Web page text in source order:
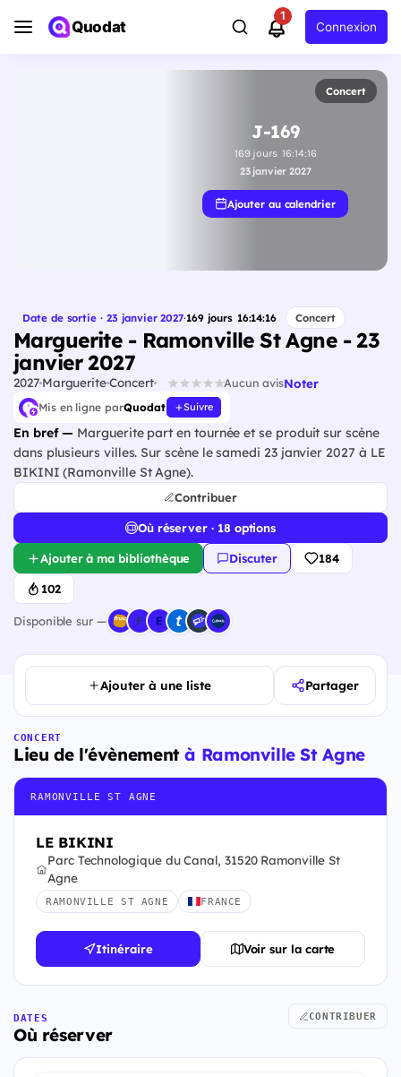
Quodat
1
Connexion
Concert
J-169
169jours 16:14:15
23 janvier 2027
Ajouter au calendrier
Date de sortie · 23 janvier 2027·169jours 16:14:15 Concert
Marguerite - Ramonville St Agne - 23
janvier 2027
2027MargueriteConcert Aucun avisNoter
Mis en ligne parQuodat Suivre
En bref — Marguerite part en tournée et se produit sur scène
dans plusieurs villes. Sur scène le samedi 23 janvier 2027 à LE
BIKINI (Ramonville St Agne).
Contribuer
Où réserver · 18 options
Ajouter à ma bibliothèque Discuter 184
102
Disponible sur —
Ajouter à une liste Partager
CONCERT
Lieu de l'évènementà Ramonville St Agne
RAMONVILLE ST AGNE
LE BIKINI
Parc Technologique du Canal, 31520 Ramonville St
Agne
RAMONVILLE ST AGNE FRANCE
Itinéraire Voir sur la carte
DATES
Où réserver
CONTRIBUER